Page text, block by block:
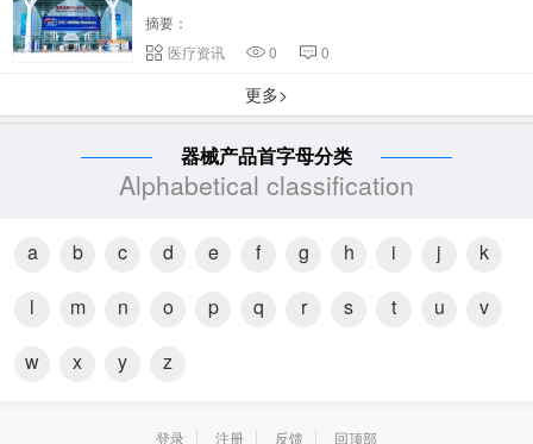
幕！
摘要：
医疗资讯
0 0
更多>
器械产品首字母分类
Alphabetical classification
a b c d e f g h i j
k
l
m n o p q r s t u
v
w
x y z
登录 注册 反馈 回顶部